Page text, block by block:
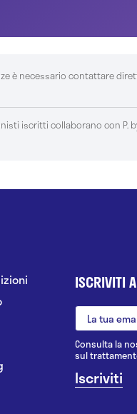
è necessario contattare
iscritti collaborano con P.
ISCRIVITI
Consulta la
sul